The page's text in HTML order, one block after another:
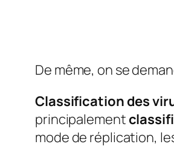
De même, on se
Classification des
principalement
mode de réplication,